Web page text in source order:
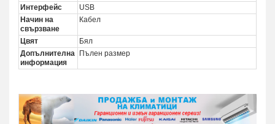
Интерфейс
USB
Начин на
свързване
Кабел
Цвят
Бял
Допълнителна
информация
Пълен размер